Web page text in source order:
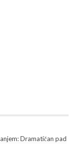
Dramatičan pad